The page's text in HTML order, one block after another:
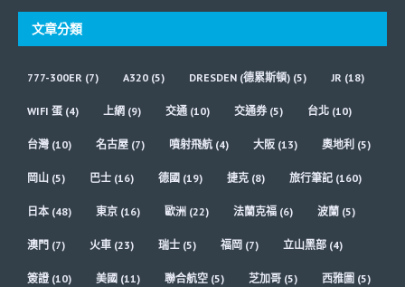
文章分類
777-300ER (7) A320 (5) DRESDEN (德累斯頓) (5) JR (18)
WIFI 蛋 (4) 上網 (9) 交通 (10) 交通券(5) 台北 (10)
台灣 (10) 名古屋 (7) 噴射飛航 (4) 大阪 (13) 奧地利 (5)
岡山 (5) 巴士 (16) 德國 (19) 捷克 (8) 旅行筆記 (160)
日本 (48) 東京 (16) 歐洲 (22) 法蘭克福 (6) 波蘭 (5)
澳門 (7) 火車 (23) 瑞士 (5) 福岡 (7) 立山黑部 (4)
簽證 (10) 美國 (11) 聯合航空 (5) 芝加哥 (5) 西雅圖 (5)